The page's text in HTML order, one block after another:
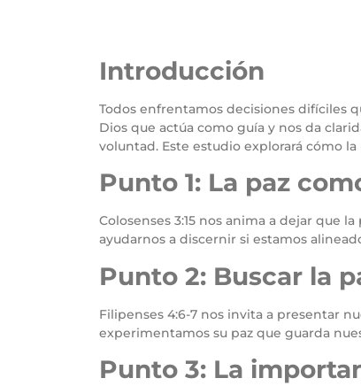
Introducción
Todos enfrentamos decisiones difíciles
Dios que actúa como guía y nos da
voluntad. Este estudio explorará cómo
Punto 1: La paz
Colosenses 3:15 nos anima a dejar que
ayudarnos a discernir si estamos
Punto 2: Buscar la
Filipenses 4:6-7 nos invita a presentar
experimentamos su paz que guarda
Punto 3: La